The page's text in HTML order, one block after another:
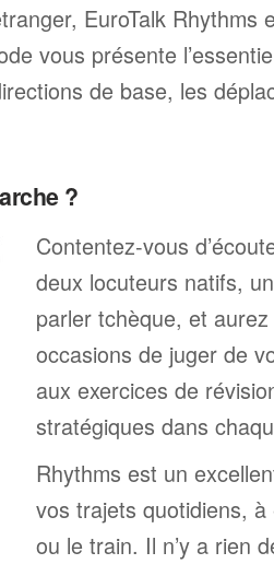
EuroTalk Rhythms
vous présente
de base, les
?
Contentez-vous
deux locuteurs natifs,
parler tchèque, et
occasions de juger de
aux exercices de
stratégiques dans
Rhythms est un
vos trajets quotidiens,
ou le train. Il n’y a rien